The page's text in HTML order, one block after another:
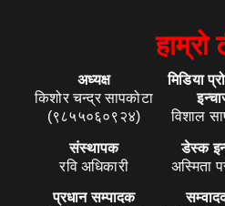
हाम्रो
अध्यक्ष
किशोर चन्द्र सापकोटा
(९८५५०६०९२४)
संस्थापक
रवि अधिकारी
प्रधान सम्पादक
मिडिया
विशाल
डेस्क
अस्मिता